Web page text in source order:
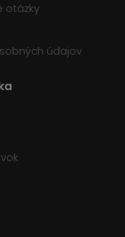
otázky
údajov